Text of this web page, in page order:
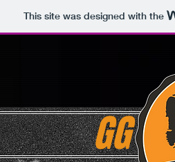
This site was designed with the